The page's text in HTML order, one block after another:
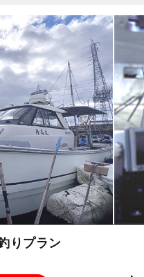
りプラン